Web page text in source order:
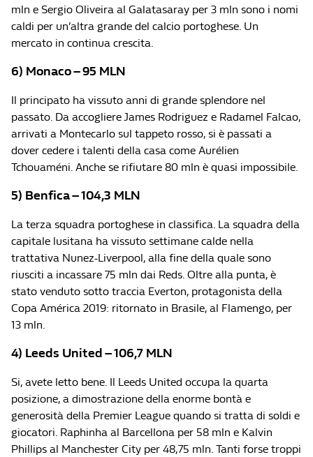
mln e Sergio Oliveira al Galatasaray per 3 mln sono i nomi
caldi per un’altra grande del calcio portoghese. Un
mercato in continua crescita.
6) Monaco – 95 MLN
Il principato ha vissuto anni di grande splendore nel
passato. Da accogliere James Rodriguez e Radamel Falcao,
arrivati a Montecarlo sul tappeto rosso, si è passati a
dover cedere i talenti della casa come Aurélien
Tchouaméni. Anche se rifiutare 80 mln è quasi impossibile.
5) Benfica – 104,3 MLN
La terza squadra portoghese in classifica. La squadra della
capitale lusitana ha vissuto settimane calde nella
trattativa Nunez-Liverpool, alla fine della quale sono
riusciti a incassare 75 mln dai Reds. Oltre alla punta, è
stato venduto sotto traccia Everton, protagonista della
Copa América 2019: ritornato in Brasile, al Flamengo, per
13 mln.
4) Leeds United – 106,7 MLN
Si, avete letto bene. Il Leeds United occupa la quarta
posizione, a dimostrazione della enorme bontà e
generosità della Premier League quando si tratta di soldi e
giocatori. Raphinha al Barcellona per 58 mln e Kalvin
Phillips al Manchester City per 48,75 mln. Tanti forse troppi